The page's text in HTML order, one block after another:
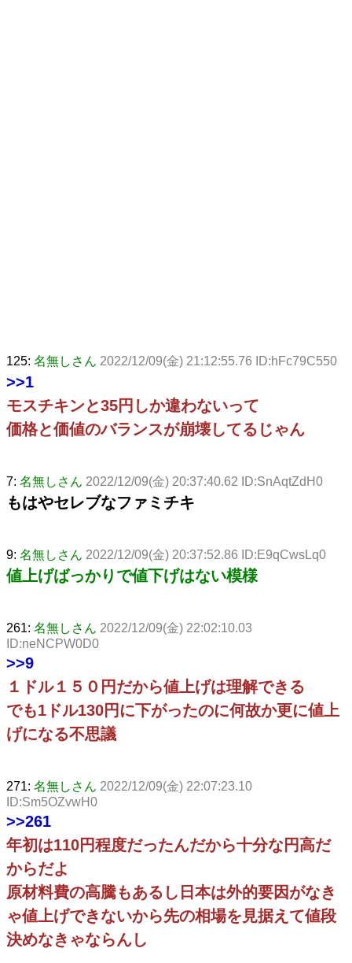
125: 名無しさん 2022/12/09(金) 21:12:55.76 ID:hFc79C550
>>1
モスチキンと35円しか違わないって
価格と価値のバランスが崩壊してるじゃん
7: 名無しさん 2022/12/09(金) 20:37:40.62 ID:SnAqtZdH0
もはやセレブなファミチキ
9: 名無しさん 2022/12/09(金) 20:37:52.86 ID:E9qCwsLq0
値上げばっかりで値下げはない模様
261: 名無しさん 2022/12/09(金) 22:02:10.03
ID:neNCPW0D0
>>9
１ドル１５０円だから値上げは理解できる
でも1ドル130円に下がったのに何故か更に値上
げになる不思議
271: 名無しさん 2022/12/09(金) 22:07:23.10
ID:Sm5OZvwH0
>>261
年初は110円程度だったんだから十分な円高だ
からだよ
原材料費の高騰もあるし日本は外的要因がなき
ゃ値上げできないから先の相場を見据えて値段
決めなきゃならんし